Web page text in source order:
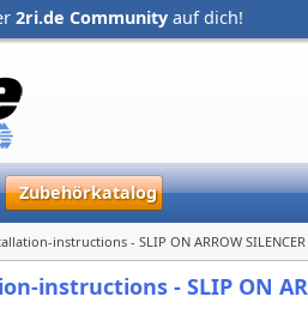
2ri.de Community auf dich!
Zubehörkatalog
instructions - SLIP ON ARROW
instructions - SLIP ON